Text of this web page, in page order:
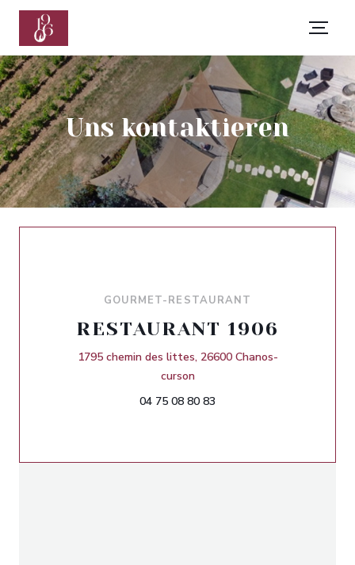
Uns kontaktieren
GOURMET-RESTAURANT
RESTAURANT 1906
1795 chemin des littes, 26600 Chanos-
curson((öffnet ein neues Fenster))
04 75 08 80 83